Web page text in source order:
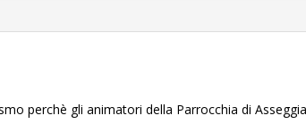
perchè gli animatori della Parrocchia di